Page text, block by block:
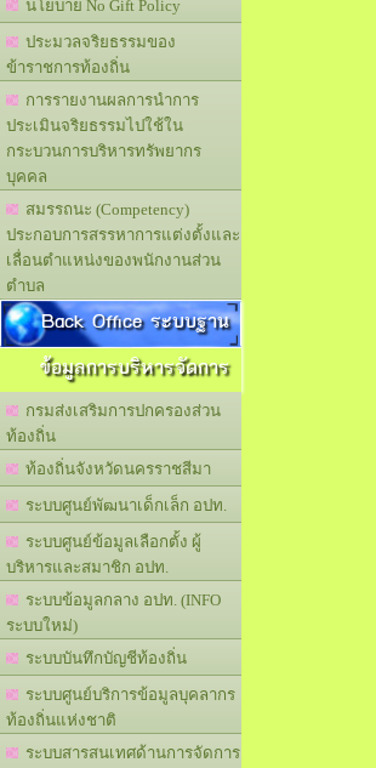
นโยบาย No Gift Policy
ประมวลจริยธรรมของ
ข้าราชการท้องถิ่น
การรายงานผลการนำการ
ประเมินจริยธรรมไปใช้ใน
กระบวนการบริหารทรัพยากร
บุคคล
สมรรถนะ (Competency)
ประกอบการสรรหาการแต่งตั้งและ
เลื่อนตำแหน่งของพนักงานส่วน
ตำบล
Back Office ระบบฐาน
ข้อมูลการบริหารจัดการ
กรมส่งเสริมการปกครองส่วน
ท้องถิ่น
ท้องถิ่นจังหวัดนครราชสีมา
ระบบศูนย์พัฒนาเด็กเล็ก อปท.
ระบบศูนย์ข้อมูลเลือกตั้ง ผู้
บริหารและสมาชิก อปท.
ระบบข้อมูลกลาง อปท. (INFO
ระบบใหม่)
ระบบบันทึกบัญชีท้องถิ่น
ระบบศูนย์บริการข้อมูลบุคลากร
ท้องถิ่นแห่งชาติ
ระบบสารสนเทศด้านการจัดการ